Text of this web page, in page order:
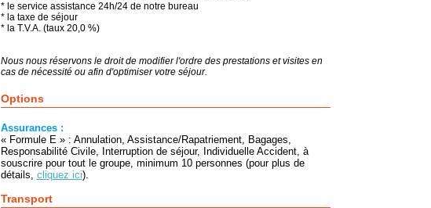
* le service assistance 24h/24 de notre bureau
* la taxe de séjour
* la T.V.A. (taux 20,0 %)
Nous nous réservons le droit de modifier l'ordre des prestations et visites en
cas de nécessité ou afin d'optimiser votre séjour.
Options
Assurances :
« Formule E » : Annulation, Assistance/Rapatriement, Bagages,
Responsabilité Civile, Interruption de séjour, Individuelle Accident, à
souscrire pour tout le groupe, minimum 10 personnes (pour plus de
détails, cliquez ici).
Transport